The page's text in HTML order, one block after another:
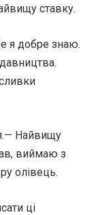
ставку.
я добре знаю.
Найвищу
виймаю з
олівець.
ці